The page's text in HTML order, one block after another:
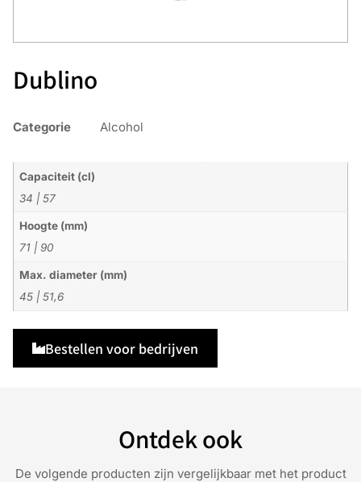
Dublino
Categorie Alcohol
Capaciteit (cl)
34 | 57
Hoogte (mm)
71| 90
Max. diameter (mm)
45| 51,6
Bestellen voor bedrijven
Ontdek ook
De volgende producten zijn vergelijkbaar met het product